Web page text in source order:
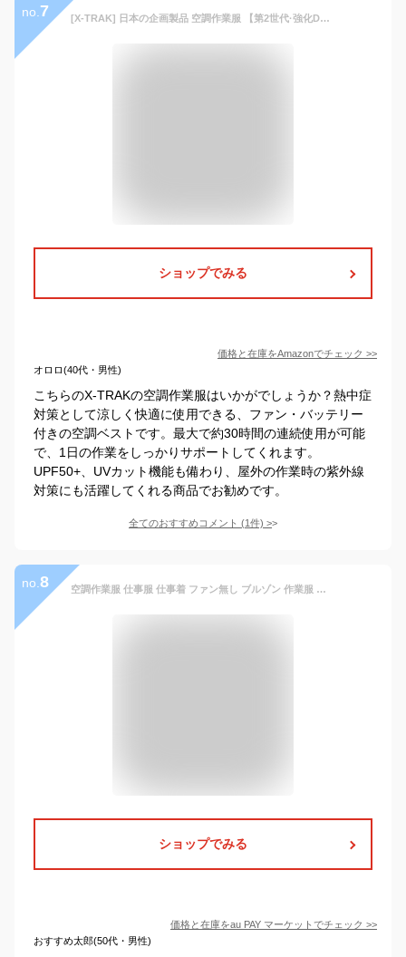
no. 7 [X-TRAK] 日本の企画製品 空調作業服 【第2世代·強化DC19V出力 USB出力より風量99％UP】 ファン付きベスト 日本製爆風モーター 増強9枚羽根 大容量バッテリー付き UVカット 薄型 男女兼用 熱中症対策 グッズ 工事現場適用(フルセット、S、ホワイト)
ショップでみる
価格と在庫をAmazonでチェック >>
オロロ(40代・男性)
こちらのX-TRAKの空調作業服はいかがでしょうか？熱中症
対策として涼しく快適に使用できる、ファン・バッテリー
付きの空調ベストです。最大で約30時間の連続使用が可能
で、1日の作業をしっかりサポートしてくれます。
UPF50+、UVカット機能も備わり、屋外の作業時の紫外線
対策にも活躍してくれる商品でお勧めです。
全てのおすすめコメント (1件) >
no. 8 空調作業服 仕事服 仕事着 ファン無し ブルゾン 作業服 メンズ 空調ウェア 涼しい サンエス 作業着 長袖 春夏 単品 ss-ku90450-t
ショップでみる
価格と在庫をau PAY マーケット でチェック >>
おすすめ太郎(50代・男性)